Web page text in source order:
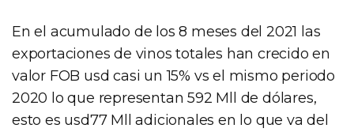
En el acumulado de los 8 meses del 2021 las
exportaciones de vinos totales han crecido en
valor FOB usd casi un 15% vs el mismo periodo
2020 lo que representan 592 Mll de dólares,
esto es usd77 Mll adicionales en lo que va del